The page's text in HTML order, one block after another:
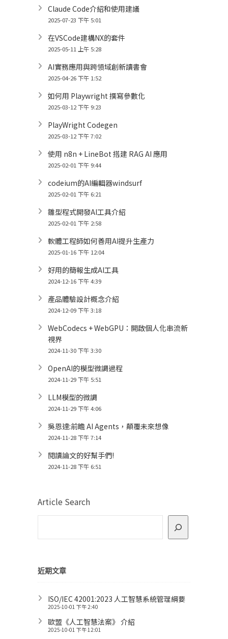
Claude Code介紹和使用建議
2025-07-23 下午 5:01
在VSCode建構NX的套件
2025-05-11 上午 5:28
AI實務應用與跨領域創新讀書會
2025-04-26 下午 1:52
如何用 Playwright 撰寫參數化
2025-03-12 下午 9:23
PlayWright Codegen
2025-03-12 下午 7:02
使用 n8n + LineBot 搭建 RAG AI 應用
2025-02-01 下午 9:44
codeium的AI編輯器windsurf
2025-02-01 下午 6:21
雛型程式開發AI工具介紹
2025-02-01 下午 2:58
軟體工程師如何善用AI提升生產力
2025-01-16 下午 12:04
好用的簡報生成AI工具
2024-12-16 下午 4:39
產品體驗設計概念介紹
2024-12-09 下午 3:18
WebCodecs + WebGPU：開啟個人化串流新
視界
2024-11-30 下午 3:30
OpenAI的模型微調過程
2024-11-29 下午 5:51
LLM模型的微調
2024-11-29 下午 4:06
吳恩達:前瞻 AI Agents，顛覆未來想像
2024-11-28 下午 7:14
閱讀論文的好幫手們!
2024-11-28 下午 6:51
Article Search
近期文章
ISO/IEC 42001:2023 人工智慧系統管理綱要
2025-10-01 下午 2:40
歐盟《人工智慧法案》 介紹
2025-10-01 下午 12:01